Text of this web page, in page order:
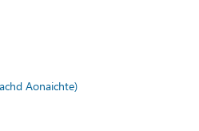
Aonaichte)